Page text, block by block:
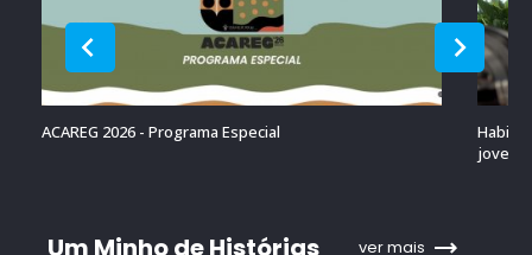
ACAREG 2026 - Programa Especial
jovens
Um Minho de Histórias ver mais